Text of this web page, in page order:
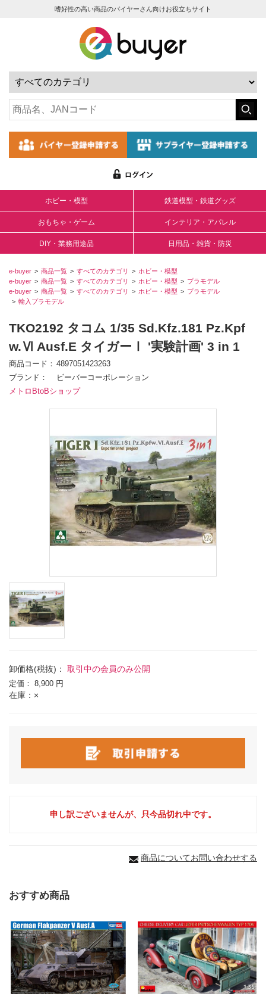
嗜好性の高い商品のバイヤーさん向けお役立ちサイト
ホビー・模型 鉄道模型・鉄道グッズ
おもちゃ・ゲーム インテリア・アパレル
DIY・業務用途品 日用品・雑貨・防災
e-buyer 商品一覧 すべてのカテゴリ
ホビー・模型
e-buyer
商品一覧 すべてのカテゴリ ホビー・模型
プラモデル
e-buyer
商品一覧 すべてのカテゴリ ホビー・模型
プラモデル
輸入プラモデル
TKO2192 タコム 1/35 Sd.Kfz.181 Pz.Kpf
w.Ⅵ Ausf.E タイガーⅠ '実験計画' 3 in 1
商品コード
4897051423263
ブランド
ビーバーコーポレーション
メトロBtoBショップ
卸価格(税抜)： 取引中の会員のみ公開
定価： 8,900 円
在庫：×
申し訳ございませんが、只今品切れ中です。
商品についてお問い合わせする
おすすめ商品